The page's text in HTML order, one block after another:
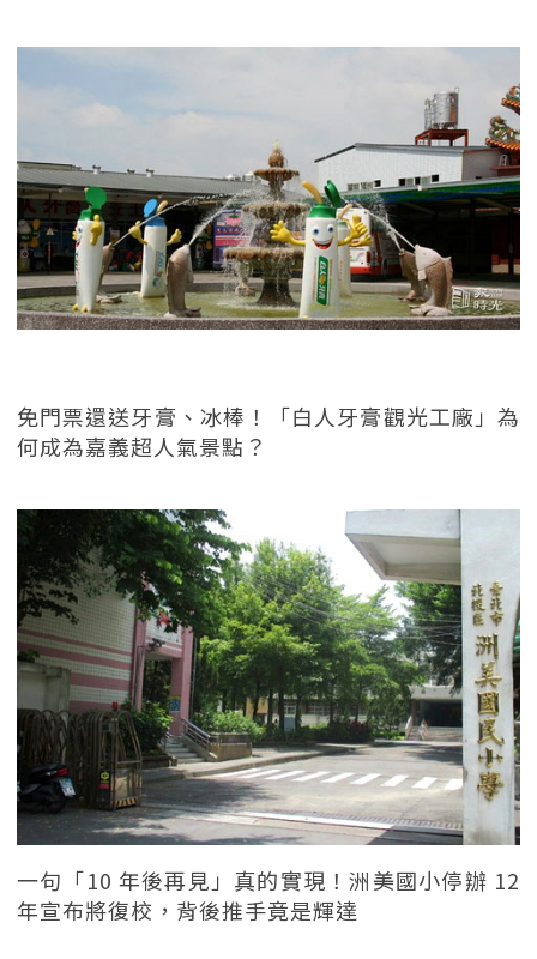
免門票還送牙膏、冰棒！「白人牙膏觀光工廠」為
何成為嘉義超人氣景點？
一句「10 年後再見」真的實現！洲美國小停辦 12
年宣布將復校，背後推手竟是輝達